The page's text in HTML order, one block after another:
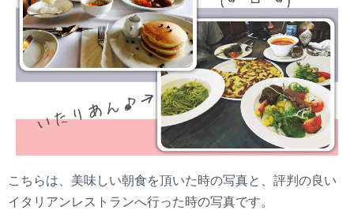
こちらは、美味しい朝食を頂いた時の写真と、評判の良い
イタリアンレストランへ行った時の写真です。